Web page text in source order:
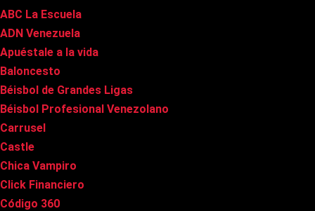
ABC La Escuela
ADN Venezuela
Apuéstale a la vida
Baloncesto
Béisbol de Grandes Ligas
Béisbol Profesional Venezolano
Carrusel
Castle
Chica Vampiro
Click Financiero
Código 360